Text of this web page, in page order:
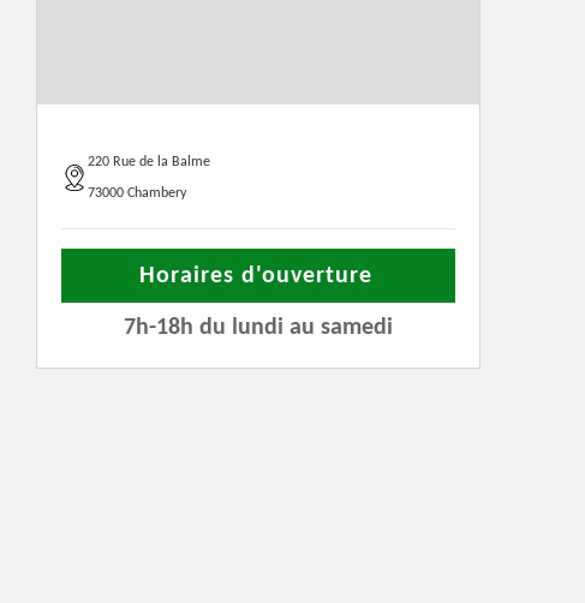
220 Rue de la Balme
73000 Chambery
Horaires d'ouverture
7h-18h du lundi au samedi